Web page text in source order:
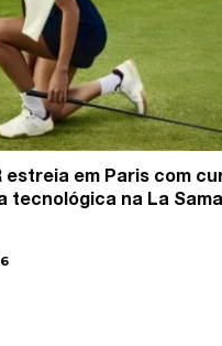
estreia em Paris com
tecnológica na La